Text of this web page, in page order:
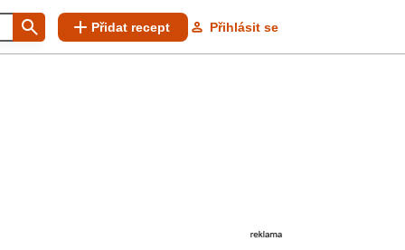
Přidat recept Přihlásit se